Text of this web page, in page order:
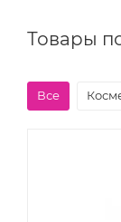
Товары
Все